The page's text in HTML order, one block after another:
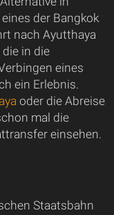
der Bangkok
nach Ayutthaya
in die
eines
ein Erlebnis.
oder die Abreise
mal die
einsehen.
Staatsbahn